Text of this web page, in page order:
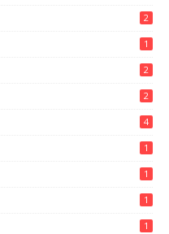
2
1
2
2
4
1
1
1
1